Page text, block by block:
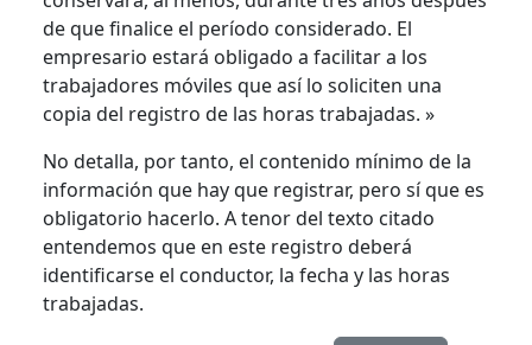
de que finalice el período considerado. El
empresario estará obligado a facilitar a los
trabajadores móviles que así lo soliciten una
copia del registro de las horas trabajadas. »
No detalla, por tanto, el contenido mínimo de la
información que hay que registrar, pero sí que es
obligatorio hacerlo. A tenor del texto citado
entendemos que en este registro deberá
identificarse el conductor, la fecha y las horas
trabajadas.